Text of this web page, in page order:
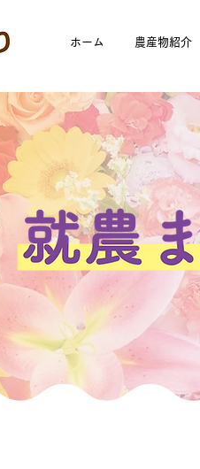
ホーム 農産物紹介